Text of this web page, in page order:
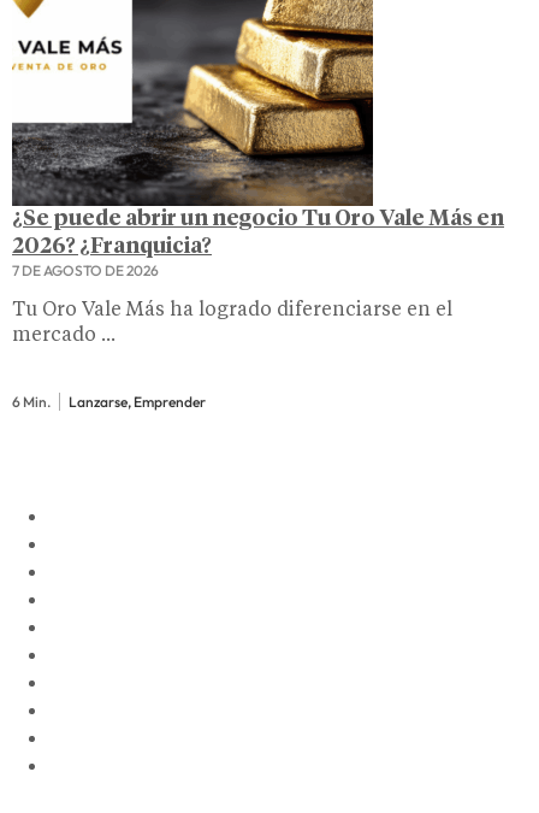
¿Se puede abrir un negocio Tu Oro Vale Más en
2026? ¿Franquicia?
7 DE AGOSTO DE 2026
Tu Oro Vale Más ha logrado diferenciarse en el
mercado ...
6 Min. Lanzarse, Emprender